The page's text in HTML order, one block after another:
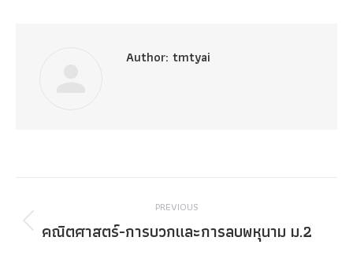
Author: tmtyai
navigation
PREVIOUS
Previous
คณิตศาสตร์-การบวกและการลบพหุนาม ม.2